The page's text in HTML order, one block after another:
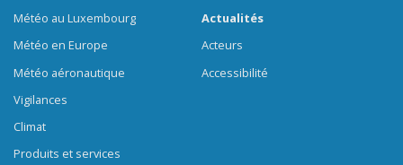
Météo au Luxembourg
Météo en Europe
Météo aéronautique
Vigilances
Climat
Produits et services
Actualités
Acteurs
Accessibilité